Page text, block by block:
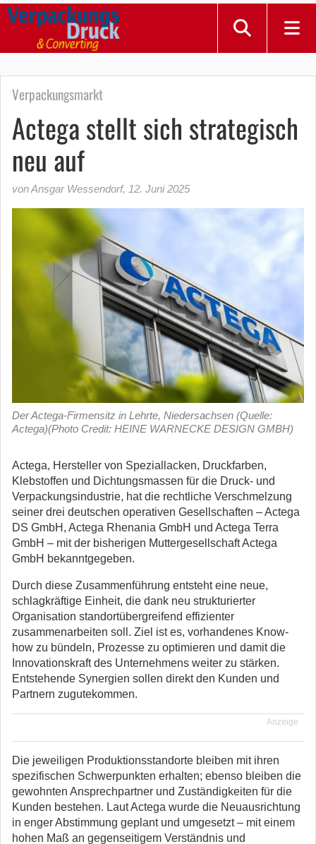
Verpackungsmarkt
Actega stellt sich strategisch
neu auf
von Ansgar Wessendorf, 12. Juni 2025
Der Actega-Firmensitz in Lehrte, Niedersachsen (Quelle:
Actega)(Photo Credit: HEINE WARNECKE DESIGN GMBH)
Actega, Hersteller von Speziallacken, Druckfarben,
Klebstoffen und Dichtungsmassen für die Druck- und
Verpackungsindustrie, hat die rechtliche Verschmelzung
seiner drei deutschen operativen Gesellschaften – Actega
DS GmbH, Actega Rhenania GmbH und Actega Terra
GmbH – mit der bisherigen Muttergesellschaft Actega
GmbH bekanntgegeben.
Durch diese Zusammenführung entsteht eine neue,
schlagkräftige Einheit, die dank neu strukturierter
Organisation standortübergreifend effizienter
zusammenarbeiten soll. Ziel ist es, vorhandenes Know-
how zu bündeln, Prozesse zu optimieren und damit die
Innovationskraft des Unternehmens weiter zu stärken.
Entstehende Synergien sollen direkt den Kunden und
Partnern zugutekommen.
Anzeige
Die jeweiligen Produktionsstandorte bleiben mit ihren
spezifischen Schwerpunkten erhalten; ebenso bleiben die
gewohnten Ansprechpartner und Zuständigkeiten für die
Kunden bestehen. Laut Actega wurde die Neuausrichtung
in enger Abstimmung geplant und umgesetzt – mit einem
hohen Maß an gegenseitigem Verständnis und